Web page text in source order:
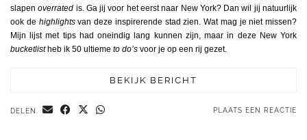
slapenoverrated is. Ga jij voor het eerst naar New York? Dan wil jij natuurlijk
ook de highlightsvan deze inspirerende stad zien. Wat mag je niet missen?
Mijn lijst met tips had oneindig lang kunnen zijn, maar in deze New York
bucketlistheb ik 50 ultieme to do’s voor je op een rij gezet.
BEKIJK BERICHT
DELEN PLAATS EEN REACTIE